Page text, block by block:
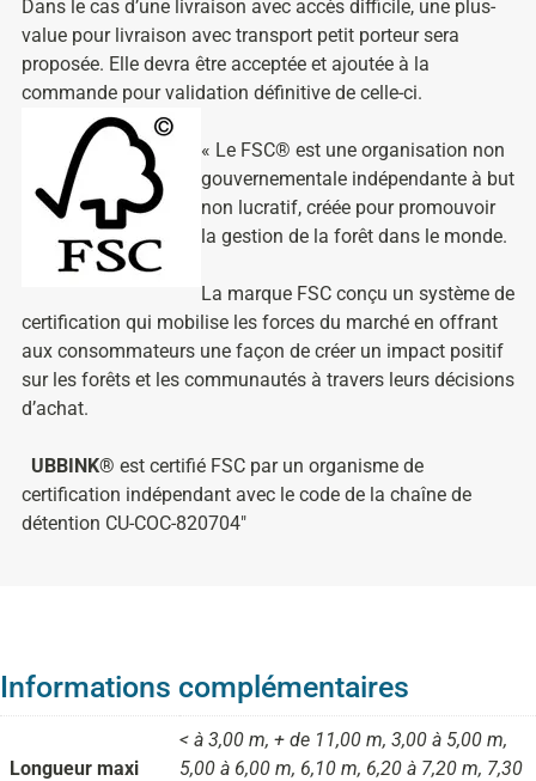
Dans le cas d’une livraison avec accès difficile, une plus-
value pour livraison avec transport petit porteur sera
proposée. Elle devra être acceptée et ajoutée à la
commande pour validation définitive de celle-ci.
« Le FSC® est une organisation non
gouvernementale indépendante à but
non lucratif, créée pour promouvoir
la gestion de la forêt dans le monde.
La marque FSC conçu un système de
certification qui mobilise les forces du marché en offrant
aux consommateurs une façon de créer un impact positif
sur les forêts et les communautés à travers leurs décisions
d’achat.
UBBINK® est certifié FSC par un organisme de
certification indépendant avec le code de la chaîne de
détention CU-COC-820704″
Informations complémentaires
Longueur maxi
< à 3,00 m, + de 11,00 m, 3,00 à 5,00 m,
5,00 à 6,00 m, 6,10 m, 6,20 à 7,20 m, 7,30